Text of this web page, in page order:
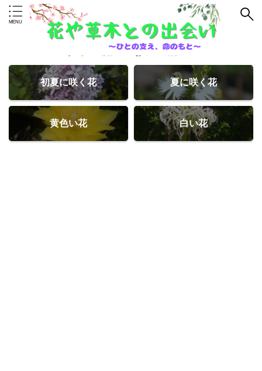
初夏に咲く花 夏に咲く花
黄色い花 白い花